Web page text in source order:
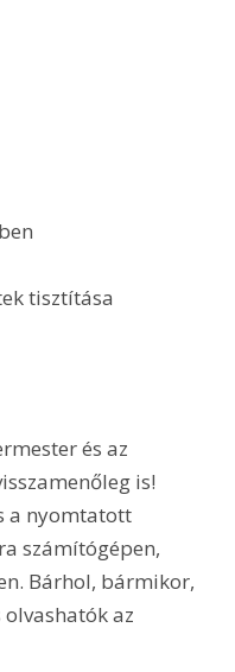
tisztítása
és az
is!
a nyomtatott
számítógépen,
Bárhol, bármikor,
az